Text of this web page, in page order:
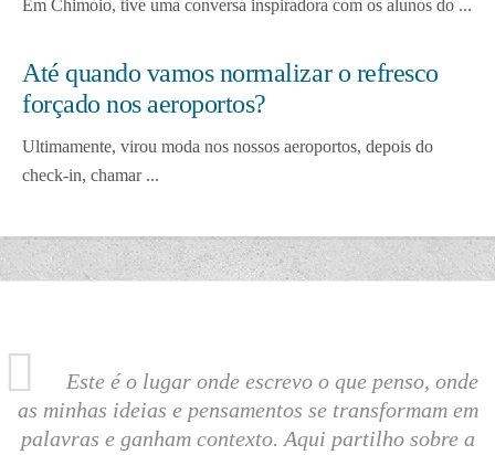
Em Chimoio, tive uma conversa inspiradora com os alunos do ...
Até quando vamos normalizar o refresco
forçado nos aeroportos?
Ultimamente, virou moda nos nossos aeroportos, depois do
check-in, chamar ...
Este é o lugar onde escrevo o que penso, onde
as minhas ideias e pensamentos se transformam em
palavras e ganham contexto. Aqui partilho sobre a